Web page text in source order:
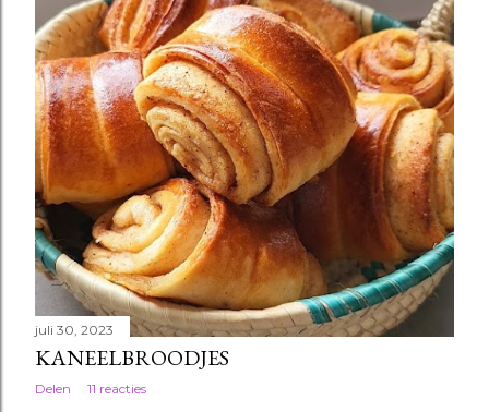
juli 30, 2023
KANEELBROODJES
Delen 11 reacties